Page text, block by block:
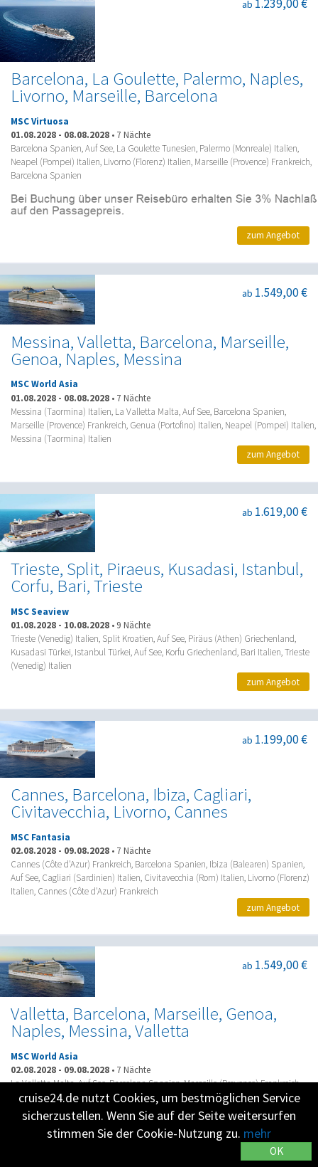
Barcelona, La Goulette, Palermo, Naples,
Livorno, Marseille, Barcelona
ab 1.239,00 €
MSC Virtuosa
01.08.2028 - 08.08.2028 • 7 Nächte
Barcelona Spanien, Auf See, La Goulette Tunesien, Palermo (Monreale) Italien,
Neapel (Pompei) Italien, Livorno (Florenz) Italien, Marseille (Provence) Frankreich,
Barcelona Spanien
zum Angebot
Messina, Valletta, Barcelona, Marseille,
Genoa, Naples, Messina
ab 1.549,00 €
MSC World Asia
01.08.2028 - 08.08.2028 • 7 Nächte
Messina (Taormina) Italien, La Valletta Malta, Auf See, Barcelona Spanien,
Marseille (Provence) Frankreich, Genua (Portofino) Italien, Neapel (Pompei) Italien,
Messina (Taormina) Italien
zum Angebot
Trieste, Split, Piraeus, Kusadasi, Istanbul,
Corfu, Bari, Trieste
ab 1.619,00 €
MSC Seaview
01.08.2028 - 10.08.2028 • 9 Nächte
Trieste (Venedig) Italien, Split Kroatien, Auf See, Piräus (Athen) Griechenland,
Kusadasi Türkei, Istanbul Türkei, Auf See, Korfu Griechenland, Bari Italien, Trieste
(Venedig) Italien
zum Angebot
Cannes, Barcelona, Ibiza, Cagliari,
Civitavecchia, Livorno, Cannes
ab 1.199,00 €
MSC Fantasia
02.08.2028 - 09.08.2028 • 7 Nächte
Cannes (Côte d'Azur) Frankreich, Barcelona Spanien, Ibiza (Balearen) Spanien,
Auf See, Cagliari (Sardinien) Italien, Civitavecchia (Rom) Italien, Livorno (Florenz)
Italien, Cannes (Côte d'Azur) Frankreich
zum Angebot
Valletta, Barcelona, Marseille, Genoa,
Naples, Messina, Valletta
ab 1.549,00 €
MSC World Asia
02.08.2028 - 09.08.2028 • 7 Nächte
La Valletta Malta, Auf See, Barcelona Spanien, Marseille (Provence) Frankreich,
Genua (Portofino) Italien, Neapel (Pompei) Italien, Messina (Taormina) Italien, La
Valletta Malta
zum Angebot
cruise24.de nutzt Cookies, um bestmöglichen Service
sicherzustellen. Wenn Sie auf der Seite weitersurfen
stimmen Sie der Cookie-Nutzung zu. mehr
OK